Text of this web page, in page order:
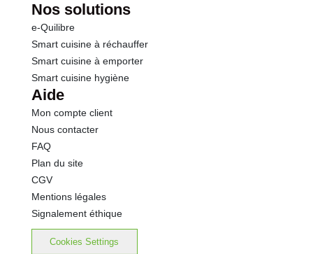
Nos solutions
e-Quilibre
Smart cuisine à réchauffer
Smart cuisine à emporter
Smart cuisine hygiène
Aide
Mon compte client
Nous contacter
FAQ
Plan du site
CGV
Mentions légales
Signalement éthique
Cookies Settings